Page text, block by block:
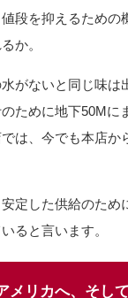
段を抑えるための
か。
がないと同じ味は
ために地下50Mに
は、今でも本店か
定した供給のため
ると言います。
メリカへ、そし